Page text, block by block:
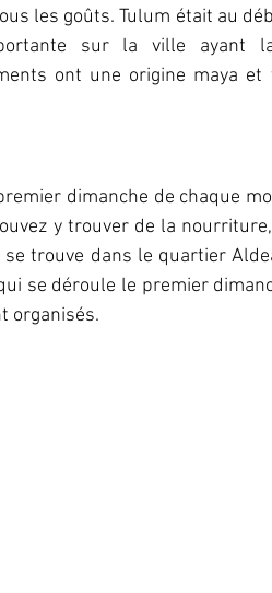
les goûts. Tulum était au
sur la ville ayant
ont une origine maya
dimanche de chaque
y trouver de la
trouve dans le quartier
se déroule le premier
organisés.